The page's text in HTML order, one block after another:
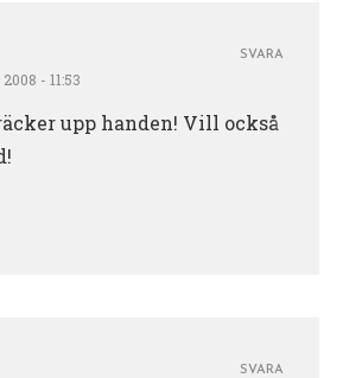
- 11:53
upp handen! Vill också
SVARA
SVARA